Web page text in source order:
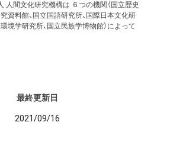
人間文化研究機構は ６つの機関（国立歴史
資料館、国立国語研究所、国際日本文化研
境学研究所、国立民族学博物館）によって
最終更新日
2021/09/16